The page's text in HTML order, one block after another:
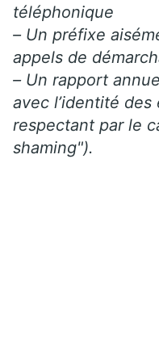
téléphonique
– Un préfixe
appels de
– Un rapport
avec l’identité
respectant par le
shaming").